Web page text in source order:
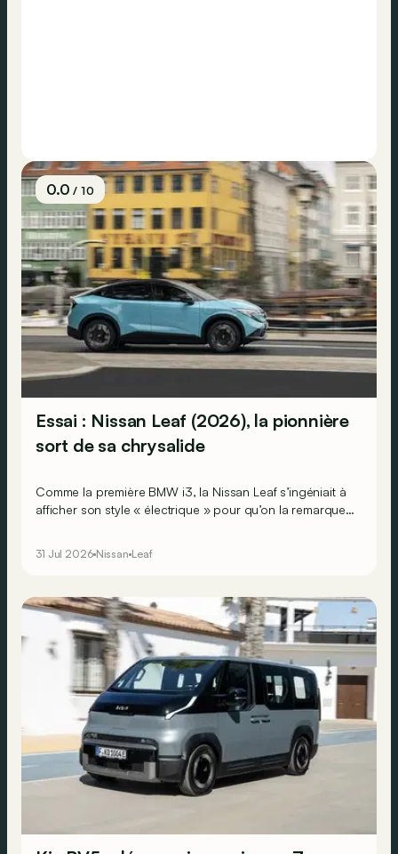
0.0/ 10
Essai : Nissan Leaf (2026), la pionnière
sort de sa chrysalide
Comme la première BMW i3, la Nissan Leaf s’ingéniait à
afficher son style « électrique » pour qu’on la remarque.
aussi séduire !
31 Jul 2026 Nissan Leaf